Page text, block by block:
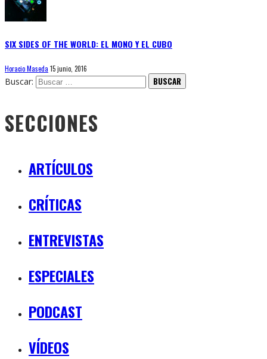
SIX SIDES OF THE WORLD: EL MONO Y EL CUBO
Horacio Maseda 15 junio, 2016
Buscar:
SECCIONES
ARTÍCULOS
CRÍTICAS
ENTREVISTAS
ESPECIALES
PODCAST
VÍDEOS